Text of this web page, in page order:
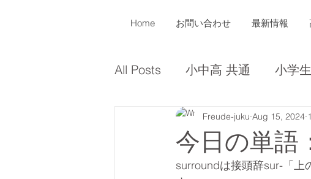
Home お問い合わせ 最新情報
All Posts 小中高 共通 小学生
受講者募集 英検
今日の単語
Freude-juku Aug 15, 2024
surroundは接頭辞sur-「上